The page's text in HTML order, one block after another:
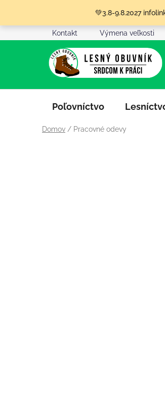
obsah
💚3.8-9.8.2027
Kontakt Výmena veľkosti
Poľovníctvo
Domov / Pracovné odevy